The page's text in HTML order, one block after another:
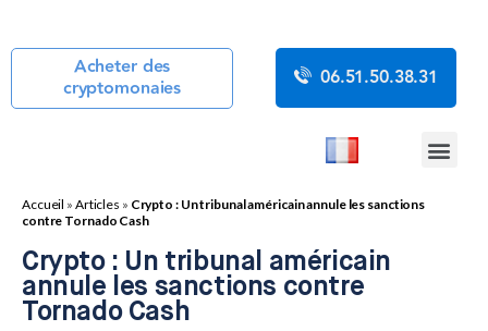
Acheter des
cryptomonaies
06.51.50.38.31
Accueil » Articles » Crypto : Un tribunal américain annule les sanctions
contre Tornado Cash
Crypto : Un tribunal américain
annule les sanctions contre
Tornado Cash